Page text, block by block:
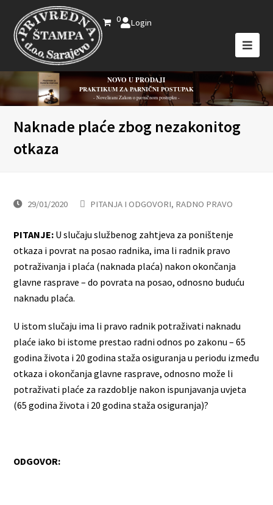
0 Login
NOVO U PRODAJI
PRAKTIKUM ZA PARNIČNI POSTUPAK
- Novelirani Zakon o parničnom postupku -
Naknade plaće zbog nezakonitog
otkaza
29/01/2020 PITANJA I ODGOVORI, RADNO PRAVO
PITANJE: U slučaju službenog zahtjeva za poništenje
otkaza i povrat na posao radnika, ima li radnik pravo
potraživanja i plaća (naknada plaća) nakon okončanja
glavne rasprave – do povrata na posao, odnosno buduću
naknadu plaća.
U istom slučaju ima li pravo radnik potraživati naknadu
plaće iako bi istome prestao radni odnos po zakonu – 65
godina života i 20 godina staža osiguranja u periodu između
otkaza i okončanja glavne rasprave, odnosno može li
potraživati plaće za razdoblje nakon ispunjavanja uvjeta
(65 godina života i 20 godina staža osiguranja)?
ODGOVOR: